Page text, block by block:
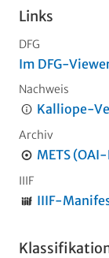
Links
DFG
Im DFG-
Nachweis
Kalliope-
Archiv
METS
IIIF
IIIF-